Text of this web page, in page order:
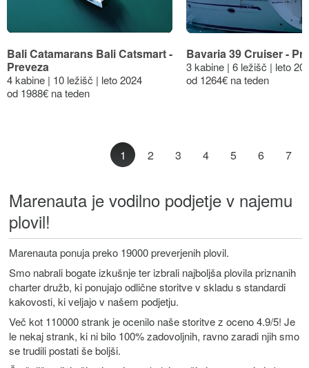
Bali Catamarans Bali Catsmart -
Preveza
4 kabine | 10 ležišč | leto 2024
od 1988€ na teden
Bavaria 39 Cruiser -
3 kabine | 6 ležišč | leto
od 1264€ na teden
1 2 3 4 5 6 7
Marenauta je vodilno podjetje v najemu
plovil!
Marenauta ponuja preko 19000 preverjenih plovil.
Smo nabrali bogate izkušnje ter izbrali najboljša plovila priznanih
charter družb, ki ponujajo odlične storitve v skladu s standardi
kakovosti, ki veljajo v našem podjetju.
Več kot 110000 strank je ocenilo naše storitve z oceno 4.9/5! Je
le nekaj strank, ki ni bilo 100% zadovoljnih, ravno zaradi njih smo
se trudili postati še boljši.